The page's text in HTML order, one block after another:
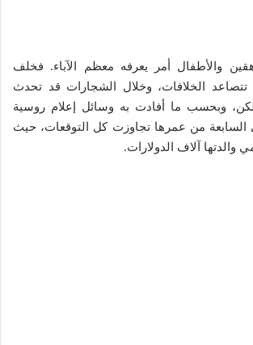
والأطفال أمر يعرفه معظم الآباء. فخلف
تتصاعد الخلافات، وخلال الشجارات قد تحدث
لكن، وبحسب ما أفادت به وسائل إعلام روسية
من عمرها تجاوزت كل التوقعات، حيث
والدتها آلاف الدولارات.